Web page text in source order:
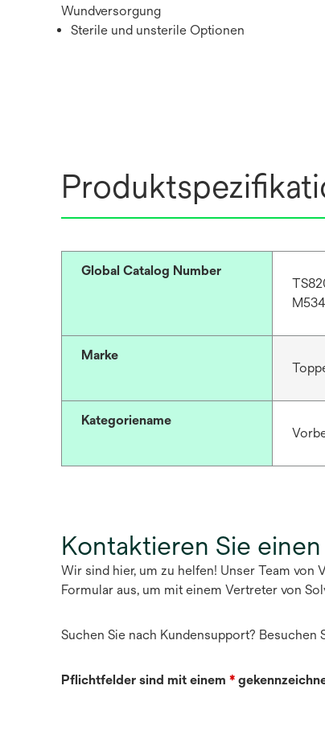
Wundversorgung
Sterile und unsterile Optionen
Global Catalog Number
Marke
Kategoriename
Kontaktieren Sie
Wir sind hier, um zu helfen! Unser Team
Formular aus, um mit einem Vertreter von
Suchen Sie nach Kundensupport? Besuchen
Pflichtfelder sind mit einem *